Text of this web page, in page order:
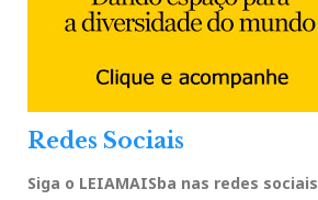
Redes Sociais
Siga o LEIAMAISba nas redes sociais